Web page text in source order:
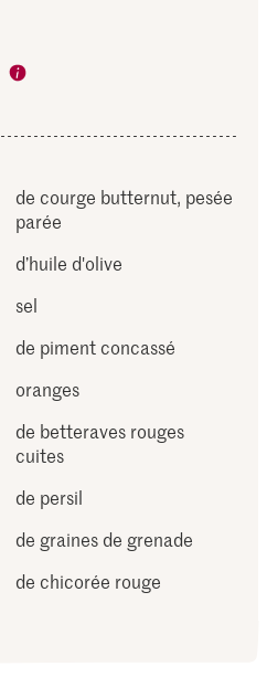
de courge butternut, pesée
parée
d’huile d'olive
sel
de piment concassé
oranges
de betteraves rouges
cuites
de persil
de graines de grenade
de chicorée rouge